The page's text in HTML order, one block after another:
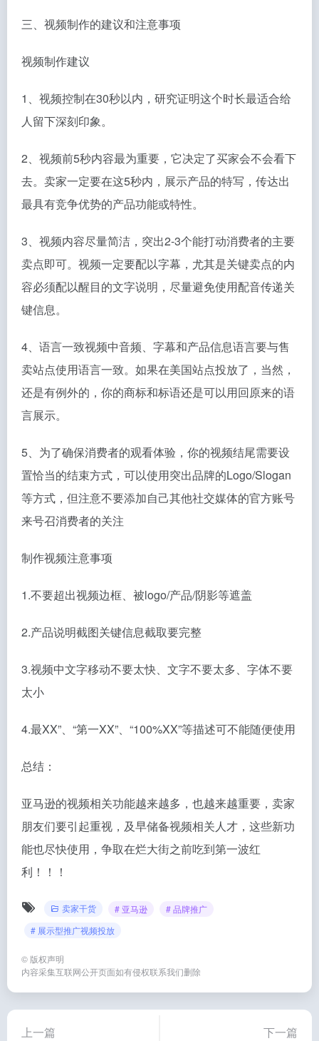
三、视频制作的建议和注意事项
视频制作建议
1、视频控制在30秒以内，研究证明这个时长最适合给
人留下深刻印象。
2、视频前5秒内容最为重要，它决定了买家会不会看下
去。卖家一定要在这5秒内，展示产品的特写，传达出
最具有竞争优势的产品功能或特性。
3、视频内容尽量简洁，突出2-3个能打动消费者的主要
卖点即可。视频一定要配以字幕，尤其是关键卖点的内
容必须配以醒目的文字说明，尽量避免使用配音传递关
键信息。
4、语言一致视频中音频、字幕和产品信息语言要与售
卖站点使用语言一致。如果在美国站点投放了，当然，
还是有例外的，你的商标和标语还是可以用回原来的语
言展示。
5、为了确保消费者的观看体验，你的视频结尾需要设
置恰当的结束方式，可以使用突出品牌的Logo/Slogan
等方式，但注意不要添加自己其他社交媒体的官方账号
来号召消费者的关注
制作视频注意事项
1.不要超出视频边框、被logo/产品/阴影等遮盖
2.产品说明截图关键信息截取要完整
3.视频中文字移动不要太快、文字不要太多、字体不要
太小
4.最XX”、“第一XX”、“100%XX”等描述可不能随便使用
总结：
亚马逊的视频相关功能越来越多，也越来越重要，卖家
朋友们要引起重视，及早储备视频相关人才，这些新功
能也尽快使用，争取在烂大街之前吃到第一波红
利！！！
卖家干货 # 亚马逊
# 品牌推广
# 展示型推广视频投放
© 版权声明
内容采集互联网公开页面如有侵权联系我们删除
上一篇 下一篇